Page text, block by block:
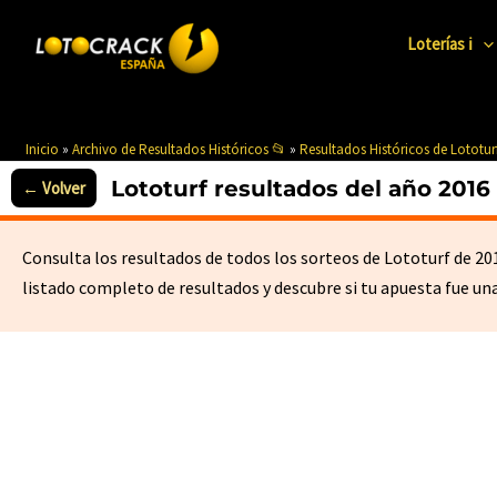
Loterías ℹ️
Inicio » Archivo de Resultados Históricos 📂 » Resultados Históricos de
Lototurf resultados del año 2016
Consulta los resultados de todos los sorteos de Lototurf de
listado completo de resultados y descubre si tu apuesta fue